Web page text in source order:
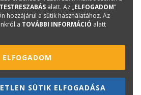
TESTRESZABÁS alatt. Az „ELFOGADOM”
hozzájárul a sütik használatához. Az
a TOVÁBBI INFORMÁCIÓ alatt
ELFOGADOM
SÜTIK ELFOGADÁSA